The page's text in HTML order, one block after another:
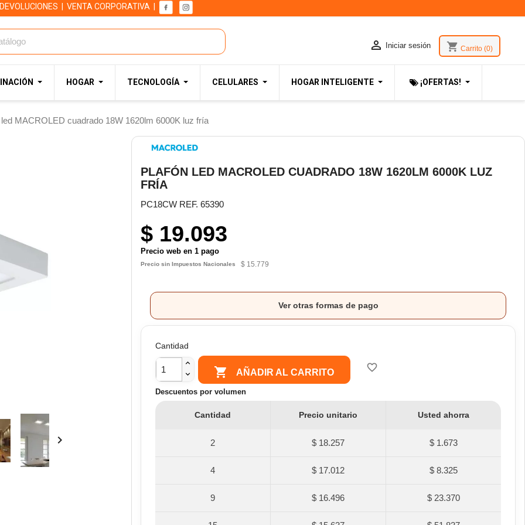
VENTA CORPORATIVA
 Iniciar sesión shopping_cart Carrito (0)
HOGAR TECNOLOGÍA CELULARES HOGAR INTELIGENTE ¡OFERTAS!
MACROLED cuadrado 18W 1620lm 6000K luz fría

PLAFÓN LED MACROLED CUADRADO 18W 1620LM 6000K LUZ
FRÍA
PC18CW REF. 65390
$ 19.093
Precio web en 1 pago
Precio sin Impuestos Nacionales $ 15.779
Ver otras formas de pago
Cantidad
 AÑADIR AL CARRITO favorite_border
Descuentos por volumen
Cantidad Precio unitario Usted ahorra
2 $ 18.257 $ 1.673
4 $ 17.012 $ 8.325
9 $ 16.496 $ 23.370